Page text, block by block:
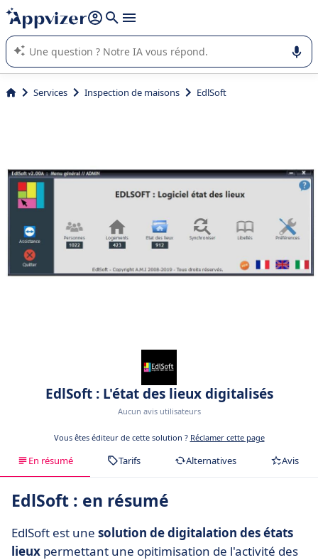
répondre (plusieurs lignes avec
L'IA de Appvizer vous guide dans l'utilisation ou la sélection de
logiciel SaaS en entreprise.
Services Inspection de maisons EdlSoft
EdlSoft : L'état des lieux digitalisés
Aucun avis utilisateurs
Vous êtes éditeur de cette solution ? Réclamer cette page
En résumé Tarifs Alternatives Avis
EdlSoft : en résumé
EdlSoft est une solution de digitalation des états
lieux permettant une opitimisation de l'activité des